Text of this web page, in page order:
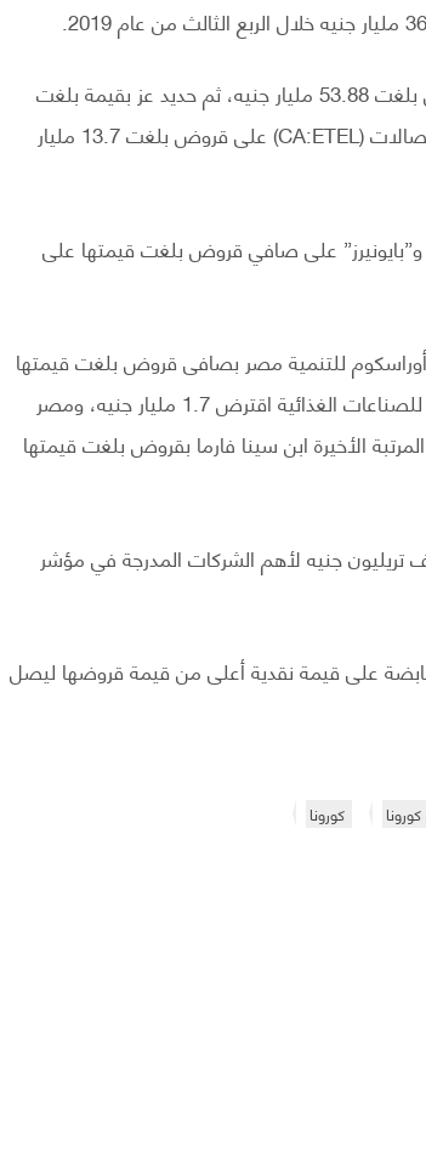
وجاء فى المرتبة الثانية شركة “القلعة القابضة” بقيمة صافي القروض بلغت 53.88 مليار جنيه، ثم حديد عز بقيمة بلغت
30.4 مليار جنيه خلال نفس الفترة، بينما حصلت الشركة المصرية للاتصالات (CA:ETEL) على قروض بلغت 13.7 مليار
على صافي قروض بلغت قيمتها على
قروضًا هي “أوراسكوم للتنمية مصر بصافى قروض بلغت قيمتها
2.3 مليار جنيه، والسويدى اليكتريك حصل على 2 مليار جنيه، وجهينة للصناعات الغذائية اقترض 1.7 مليار جنيه، ومصر
قروض بلغت 1.6 مليار جنيه، وفي المرتبة الأخيرة ابن سينا فارما بقروض بلغت قيمتها
على قيمة نقدية أعلى من قيمة قروضها ليصل
كورونا